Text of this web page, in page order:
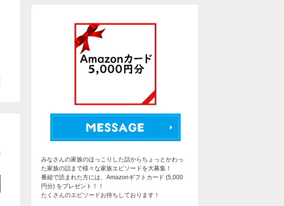
みなさんの家族のほっこりした話からちょっとかわっ
た家族の話まで様々な家族エピソードを大募集！
番組で読まれた方には、Amazonギフトカード (5,000
円分) をプレゼント！！
たくさんのエピソードお待ちしております！